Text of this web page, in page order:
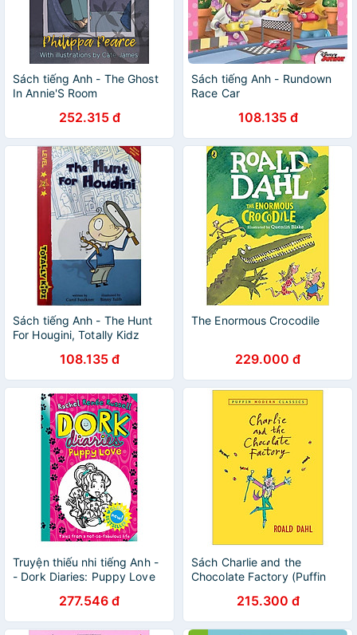
Sách tiếng Anh - The Ghost
In Annie'S Room
252.315 đ
Sách tiếng Anh - Rundown
Race Car
108.135 đ
Sách tiếng Anh - The Hunt
For Hougini, Totally Kidz
108.135 đ
The Enormous Crocodile
229.000 đ
Truyện thiếu nhi tiếng Anh -
- Dork Diaries: Puppy Love
277.546 đ
Sách Charlie and the
Chocolate Factory (Puffin
215.300 đ